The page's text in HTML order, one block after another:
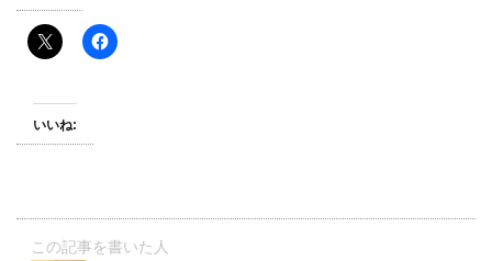
いいね:
この記事を書いた人